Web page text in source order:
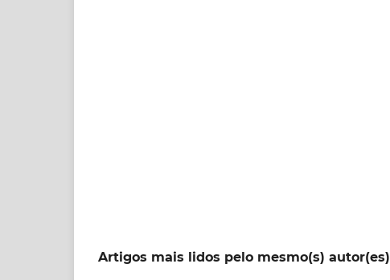
Artigos mais lidos pelo mesmo(s) autor(es)